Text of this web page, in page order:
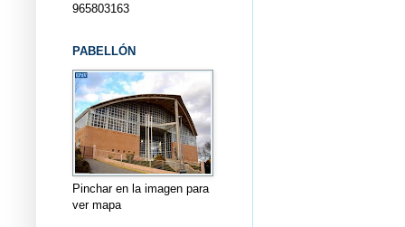
965803163
PABELLÓN
Pinchar en la imagen para
ver mapa